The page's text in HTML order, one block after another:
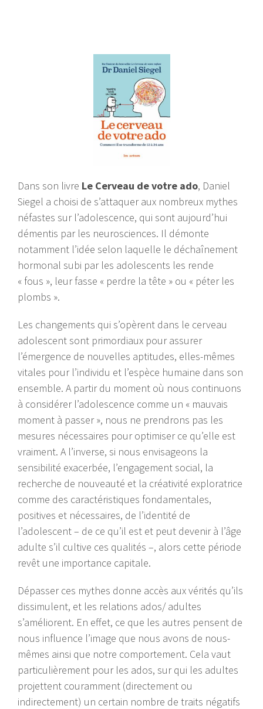
Dans son livre Le Cerveau de votre ado, Daniel
Siegel a choisi de s’attaquer aux nombreux mythes
néfastes sur l’adolescence, qui sont aujourd’hui
démentis par les neurosciences. Il démonte
notamment l’idée selon laquelle le déchaînement
hormonal subi par les adolescents les rende
« fous », leur fasse « perdre la tête » ou « péter les
plombs ».
Les changements qui s’opèrent dans le cerveau
adolescent sont primordiaux pour assurer
l’émergence de nouvelles aptitudes, elles-mêmes
vitales pour l’individu et l’espèce humaine dans son
ensemble. A partir du moment où nous continuons
à considérer l’adolescence comme un « mauvais
moment à passer », nous ne prendrons pas les
mesures nécessaires pour optimiser ce qu’elle est
vraiment. A l’inverse, si nous envisageons la
sensibilité exacerbée, l’engagement social, la
recherche de nouveauté et la créativité exploratrice
comme des caractéristiques fondamentales,
positives et nécessaires, de l’identité de
l’adolescent – de ce qu’il est et peut devenir à l’âge
adulte s’il cultive ces qualités –, alors cette période
revêt une importance capitale.
Dépasser ces mythes donne accès aux vérités qu’ils
dissimulent, et les relations ados/ adultes
s’améliorent. En effet, ce que les autres pensent de
nous influence l’image que nous avons de nous-
mêmes ainsi que notre comportement. Cela vaut
particulièrement pour les ados, sur qui les adultes
projettent couramment (directement ou
indirectement) un certain nombre de traits négatifs